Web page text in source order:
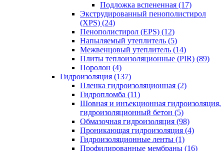
Подложка вспененная (17)
Экструдированный пенополистирол
(XPS) (24)
Пенополистирол (EPS) (12)
Напыляемый утеплитель (5)
Межвенцовый утеплитель (14)
Плиты теплоизоляционные (PIR) (89)
Поролон (4)
Гидроизоляция (137)
Пленка гидроизоляционная (2)
Гидропломба (11)
Шовная и инъекционная гидроизоляция,
гидроизоляционный бетон (5)
Обмазочная гидроизоляция (98)
Проникающая гидроизоляция (4)
Гидроизоляционные ленты (1)
Профилированные мембраны (16)